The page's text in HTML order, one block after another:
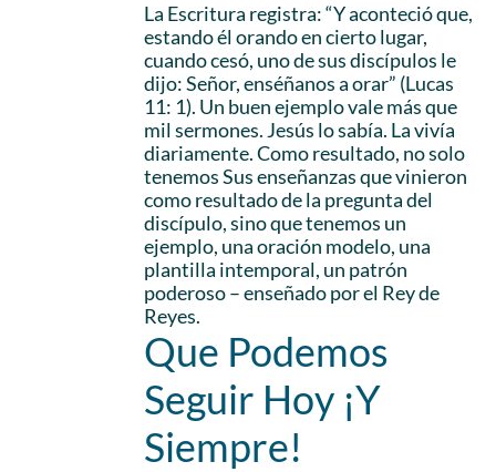
La Escritura registra: “Y aconteció que,
estando él orando en cierto lugar,
cuando cesó, uno de sus discípulos le
dijo: Señor, enséñanos a orar” (Lucas
11: 1). Un buen ejemplo vale más que
mil sermones. Jesús lo sabía. La vivía
diariamente. Como resultado, no solo
tenemos Sus enseñanzas que vinieron
como resultado de la pregunta del
discípulo, sino que tenemos un
ejemplo, una oración modelo, una
plantilla intemporal, un patrón
poderoso – enseñado por el Rey de
Reyes.
Que Podemos
Seguir Hoy ¡Y
Siempre!